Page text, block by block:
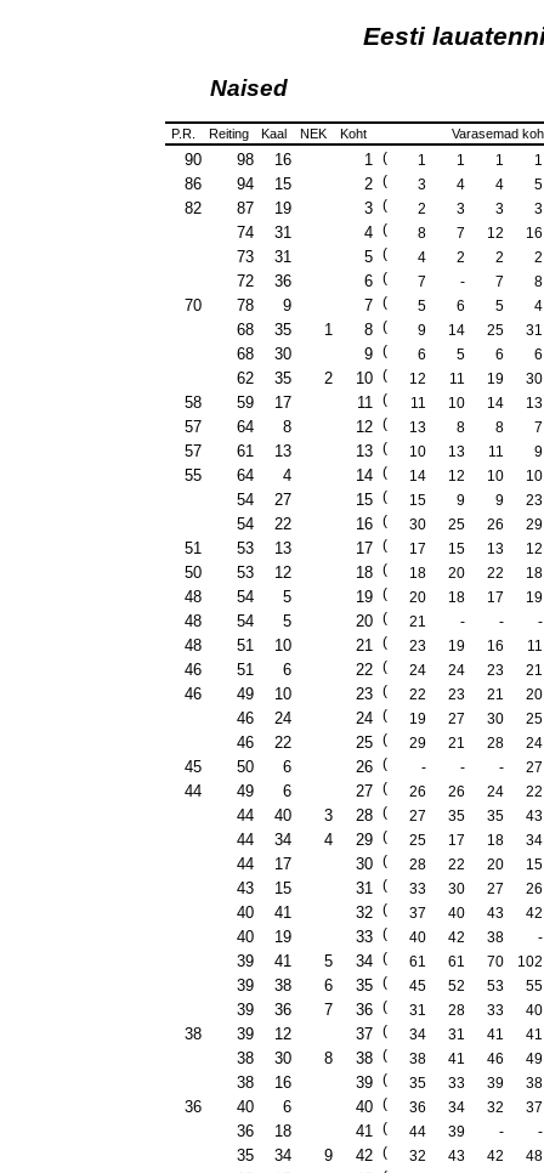
Eesti
Naised
P.R. Reiting Kaal NEK Koht Varasemad
90 98 16 1 ( 1 1 1 1
86 94 15 2 ( 3 4 4 5
82 87 19 3 ( 2 3 3 3
74 31 4 ( 8 7 12 16
73 31 5 ( 4 2 2 2
72 36 6 ( 7 - 7 8
70 78 9 7 ( 5 6 5 4
68 35 1 8 ( 9 14 25 31
68 30 9 ( 6 5 6 6
62 35 2 10 ( 12 11 19 30
58 59 17 11 ( 11 10 14 13
57 64 8 12 ( 13 8 8 7
57 61 13 13 ( 10 13 11 9
55 64 4 14 ( 14 12 10 10
54 27 15 ( 15 9 9 23
54 22 16 ( 30 25 26 29
51 53 13 17 ( 17 15 13 12
50 53 12 18 ( 18 20 22 18
48 54 5 19 ( 20 18 17 19
48 54 5 20 ( 21 - - -
48 51 10 21 ( 23 19 16 11
46 51 6 22 ( 24 24 23 21
46 49 10 23 ( 22 23 21 20
46 24 24 ( 19 27 30 25
46 22 25 ( 29 21 28 24
45 50 6 26 ( - - - 27
44 49 6 27 ( 26 26 24 22
44 40 3 28 ( 27 35 35 43
44 34 4 29 ( 25 17 18 34
44 17 30 ( 28 22 20 15
43 15 31 ( 33 30 27 26
40 41 32 ( 37 40 43 42
40 19 33 ( 40 42 38 -
39 41 5 34 ( 61 61 70 102
39 38 6 35 ( 45 52 53 55
39 36 7 36 ( 31 28 33 40
38 39 12 37 ( 34 31 41 41
38 30 8 38 ( 38 41 46 49
38 16 39 ( 35 33 39 38
36 40 6 40 ( 36 34 32 37
36 18 41 ( 44 39 - -
35 34 9 42 ( 32 43 42 48